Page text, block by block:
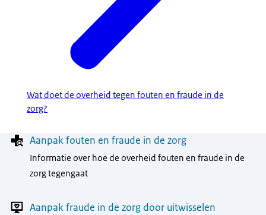
Wat doet de overheid tegen fouten en fraude in de
zorg?
MenuAanpak fouten en fraude in de zorg
Informatie over hoe de overheid fouten en fraude in de
zorg tegengaat
Aanpak fraude in de zorg door uitwisselen